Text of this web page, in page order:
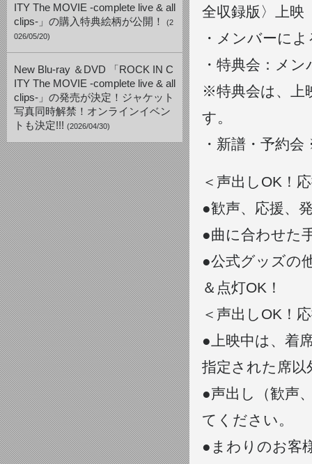
ITY The MOVIE -complete live & all
clips-」の購入特典絵柄が公開！
(2
026/05/20)
New Blu-ray ＆DVD 「ROCK IN C
ITY The MOVIE -complete live & all
clips-」の発売が決定！ジャケット
写真同時解禁！オンラインイベン
トも決定!!! (2026/04/30)
全収録版〉上映
・メンバーに
・特典会：メ
※特典会は、上
す。
・新譜・予約
＜声出しOK！
●歓声、応援、
●曲に合わせた
●公式グッズの
＆点灯OK！
＜声出しOK！
●上映中は、着
指定された席以
●声出し（歓声
てください。
●まわりのお客